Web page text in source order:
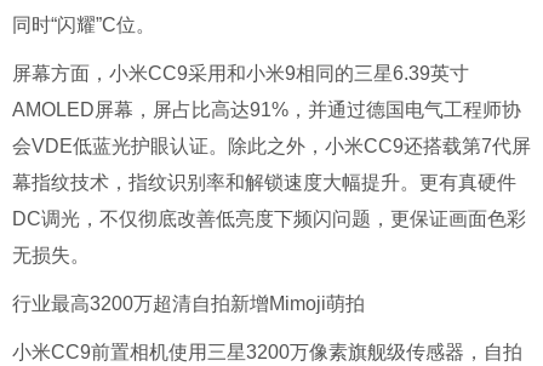
同时“闪耀”C位。
屏幕方面，小米CC9采用和小米9相同的三星6.39英寸
AMOLED屏幕，屏占比高达91%，并通过德国电气工程师协
会VDE低蓝光护眼认证。除此之外，小米CC9还搭载第7代屏
幕指纹技术，指纹识别率和解锁速度大幅提升。更有真硬件
DC调光，不仅彻底改善低亮度下频闪问题，更保证画面色彩
无损失。
行业最高3200万超清自拍新增Mimoji萌拍
小米CC9前置相机使用三星3200万像素旗舰级传感器，自拍